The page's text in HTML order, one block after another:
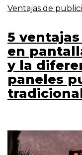
Ventajas de
5
en
y la
paneles